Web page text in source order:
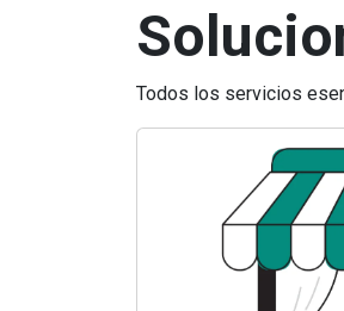
Todos los servicios